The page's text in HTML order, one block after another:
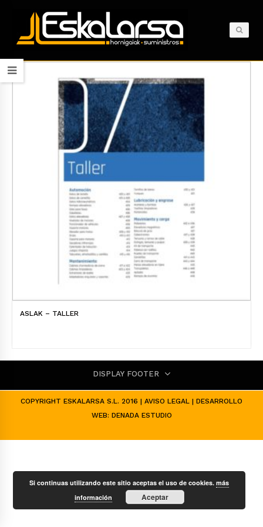
ASLAK – TALLER
DISPLAY FOOTER
COPYRIGHT ESKALARSA S.L. 2016 | AVISO LEGAL | DESARROLLO
WEB: DENADA ESTUDIO
Si continuas utilizando este sitio aceptas el uso de cookies.más
información
Aceptar